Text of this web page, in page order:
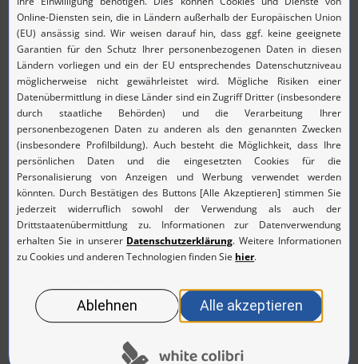
1 2 3 4 5
Was ist das beste Work-Management-Tool?
Erfolgreiches Projektmanagement:
monday.com oder Wrike
7 Tipps für erfolgreiches Account